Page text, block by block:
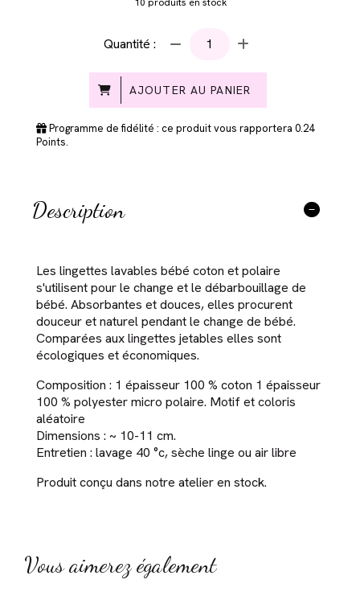
Quantité :
AJOUTER AU PANIER
Programme de fidélité : ce produit vous rapportera 0.24
Points.
Description
Les lingettes lavables bébé coton et polaire
s'utilisent pour le change et le débarbouillage de
bébé. Absorbantes et douces, elles procurent
douceur et naturel pendant le change de bébé.
Comparées aux lingettes jetables elles sont
écologiques et économiques.
Composition : 1 épaisseur 100 % coton 1 épaisseur
100 % polyester micro polaire. Motif et coloris
aléatoire
Dimensions : ~ 10-11 cm.
Entretien : lavage 40 °c, sèche linge ou air libre
Produit conçu dans notre atelier en stock.
Vous aimerez également